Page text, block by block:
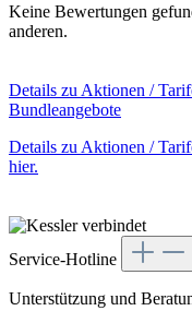
Keine Bewertungen
anderen.
Details zu Aktionen /
Bundleangebote
Details zu Aktionen /
hier.
Service-Hotline
Unterstützung und